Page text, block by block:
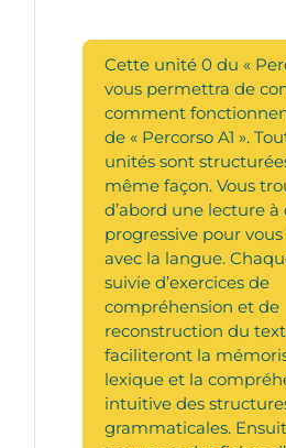
Cette unité 0 du «
vous permettra de
comment
de « Percorso A1 ».
unités sont
même façon. Vous
d’abord une lecture
progressive pour
avec la langue.
suivie d’exercices de
compréhension et de
reconstruction du
faciliteront la
lexique et la
intuitive des
grammaticales.